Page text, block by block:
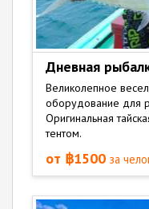
Дневная
Великолепное
оборудование для
Оригинальная
тентом.
от ฿1500 за